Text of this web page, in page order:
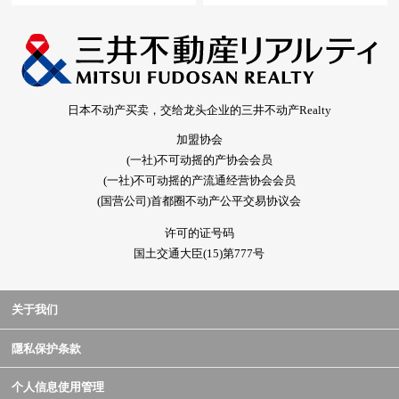
日本不动产买卖，交给龙头企业的三井不动产Realty
加盟协会
(一社)不可动摇的产协会会员
(一社)不可动摇的产流通经营协会会员
(国营公司)首都圈不动产公平交易协议会
许可的证号码
国土交通大臣(15)第777号
关于我们
隱私保护条款
个人信息使用管理